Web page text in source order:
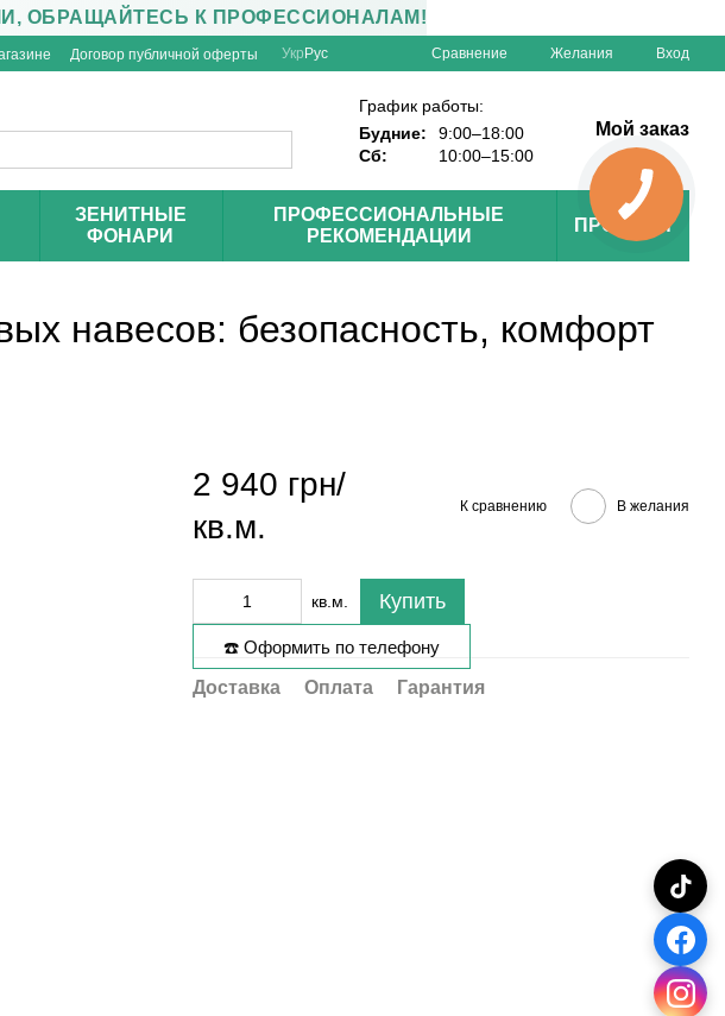
ОБРАЩАЙТЕСЬ К ПРОФЕССИОНАЛАМ!
Договор публичной оферты Укр Рус Сравнение Желания Вход
График работы:
Будние:
9:00–18:00
Сб:
10:00–15:00
Мой заказ
ЗЕНИТНЫЕ
ФОНАРИ
ПРОФЕССИОНАЛЬНЫЕ
РЕКОМЕНДАЦИИ
ПРОЕКТЫ
навесов: безопасность, комфорт
2 940 грн/
кв.м.
К сравнению В желания
кв.м. Купить
☎️ Оформить по телефону
Доставка
Оплата Гарантия